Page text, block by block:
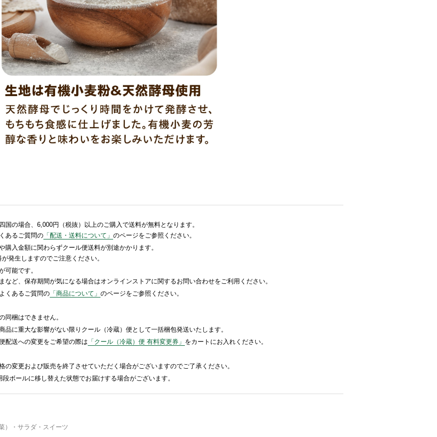
国の場合、6,000円（税抜）以上のご購入で送料が無料となります。
あるご質問の 「配送・送料について」 のページをご参照ください。
購入金額に関わらずクール便送料が別途かかります。
発生しますのでご注意ください。
可能です。
など、保存期間が気になる場合はオンラインストアに関するお問い合わせをご利用ください。
くあるご質問の 「商品について」 のページをご参照ください。
同梱はできません。
品に重大な影響がない限りクール（冷蔵）便として一括梱包発送いたします。
配送への変更をご希望の際は 「クール（冷蔵）便 有料変更券」 をカートにお入れください。
の変更および販売を終了させていただく場合がございますのでご了承ください。
ボールに移し替えた状態でお届けする場合がございます。
）・サラダ・スイーツ